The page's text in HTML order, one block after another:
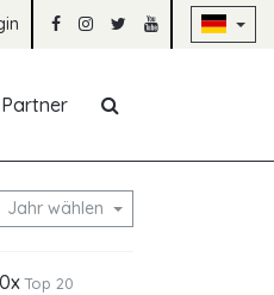
Partner
Jahr wählen
0xTop 20